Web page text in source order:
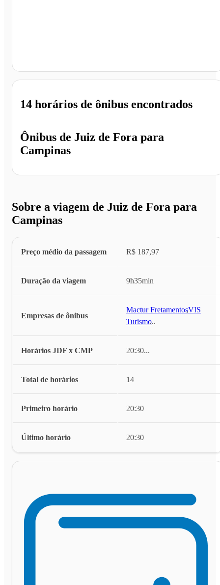
Ônibus de Juiz de Fora para
Campinas
14 horários de ônibus encontrados
Sobre a viagem de Juiz de Fora para
Campinas
Preço médio da passagem R$ 187,97
Duração da viagem 9h35min
Empresas de ônibus
Mactur Fretamentos,VIS
Turismo...
Horários JDF x CMP 20:30...
Total de horários 14
Primeiro horário 20:30
Último horário 20:30